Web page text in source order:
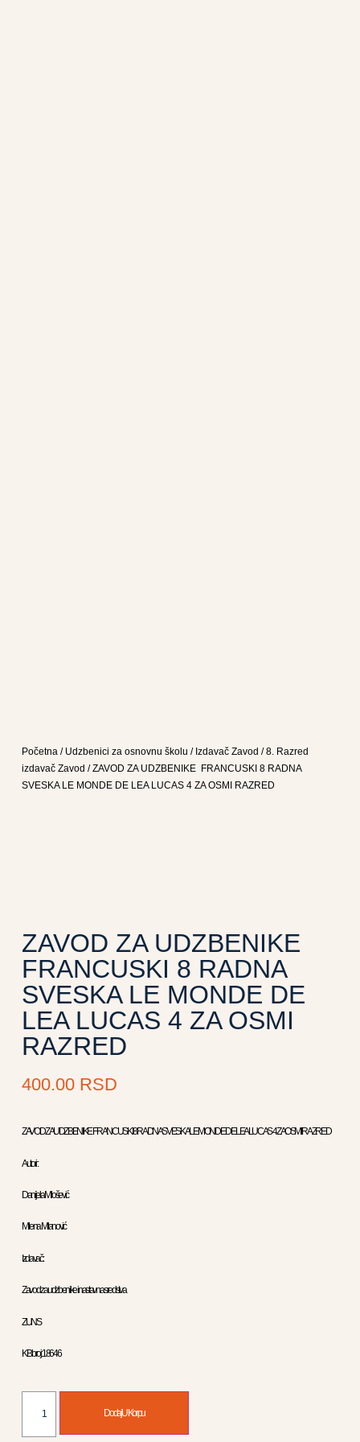
Početna/ Udzbenici za osnovnu školu / Izdavač Zavod /8. Razred
izdavač Zavod / ZAVOD ZA UDZBENIKE FRANCUSKI 8 RADNA
SVESKA LE MONDE DE LEA LUCAS 4 ZA OSMI RAZRED
ZAVOD ZA UDZBENIKE
FRANCUSKI 8 RADNA
SVESKA LE MONDE DE
LEA LUCAS 4 ZA OSMI
RAZRED
400.00 RSD
ZAVOD ZA UDZBENIKE FRANCUSKI 8 RADNA SVESKA LE MONDE DE LEA LUCAS 4 ZA OSMI RAZRED
Autori :
Danijela Milošević
Milena Milanović
Izdavač :
Zavod za udzbenike i nastavna sredstva
ZUNS
KB broj: 18646
Dodaj U Korpu